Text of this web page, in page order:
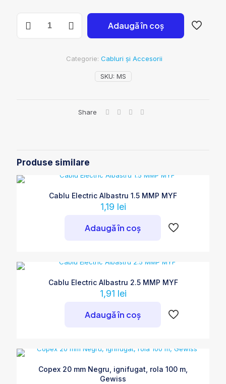
terminale,
Adaugă în coș
SKU: MS
Categorie: Cabluri și Accesorii
Share
Produse similare
Cablu Electric Albastru 1.5 MMP MYF
1,19 lei
Adaugă în coș
Cablu Electric Albastru 2.5 MMP MYF
1,91 lei
Adaugă în coș
Copex 20 mm Negru, ignifugat, rola 100 m,
Gewiss